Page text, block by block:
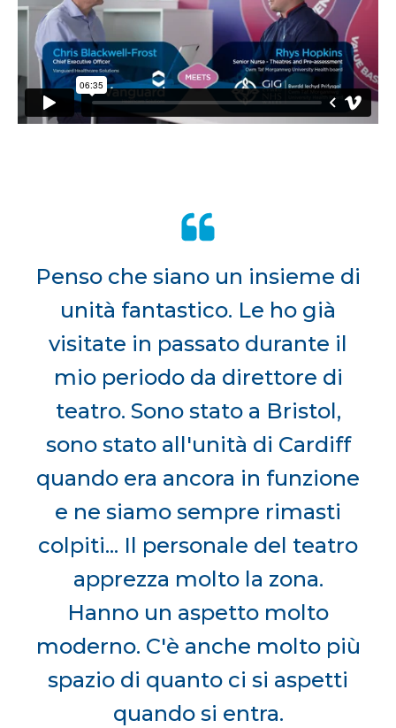
Penso che siano un insieme di
unità fantastico. Le ho già
visitate in passato durante il
mio periodo da direttore di
teatro. Sono stato a Bristol,
sono stato all'unità di Cardiff
quando era ancora in funzione
e ne siamo sempre rimasti
colpiti... Il personale del teatro
apprezza molto la zona.
Hanno un aspetto molto
moderno. C'è anche molto più
spazio di quanto ci si aspetti
quando si entra.